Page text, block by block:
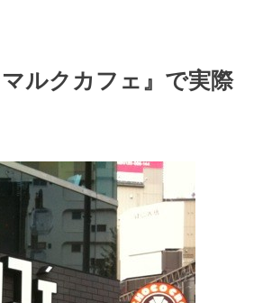
ルクカフェ』で実際